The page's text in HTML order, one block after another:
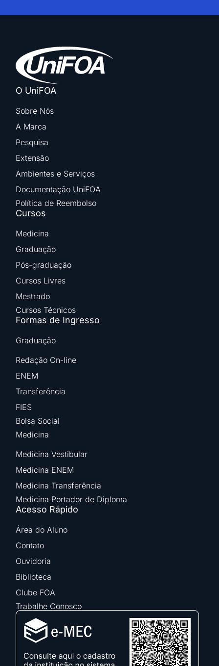
O UniFOA
Sobre Nós
A Marca
Pesquisa
Extensão
Ambientes e Serviços
Documentação UniFOA
Política de Reembolso
Cursos
Medicina
Graduação
Pós-graduação
Cursos Livres
Mestrado
Cursos Técnicos
Formas de Ingresso
Graduação
Redação On-line
ENEM
Transferência
FIES
Bolsa Social
Medicina
Medicina Vestibular
Medicina ENEM
Medicina Transferência
Medicina Portador de Diploma
Acesso Rápido
Área do Aluno
Contato
Ouvidoria
Biblioteca
Clube FOA
Trabalhe Conosco